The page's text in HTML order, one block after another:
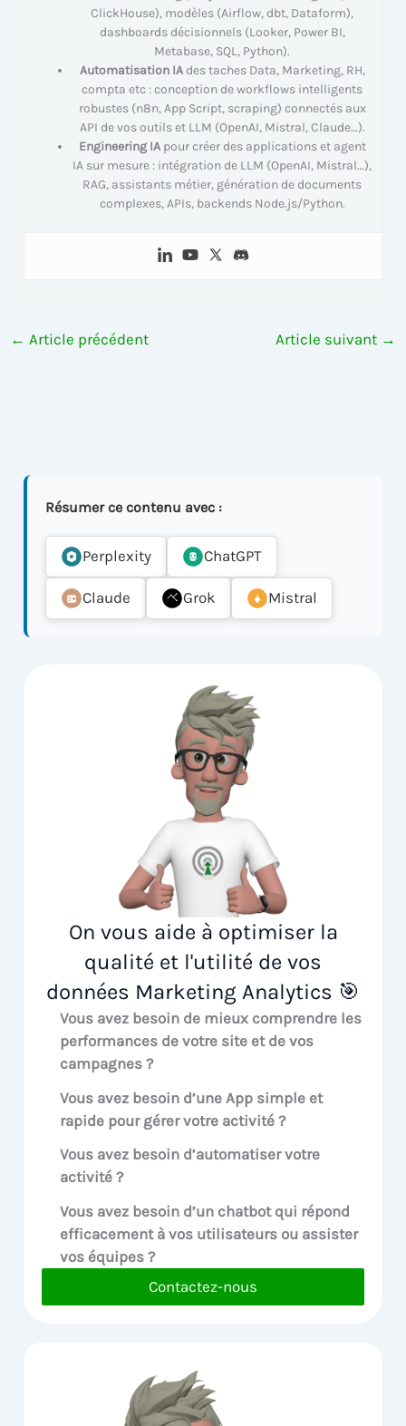
ClickHouse), modèles (Airflow, dbt, Dataform),
dashboards décisionnels (Looker, Power BI,
Metabase, SQL, Python).
Automatisation IAdes taches Data, Marketing, RH,
compta etc : conception de workflows intelligents
robustes (n8n, App Script, scraping) connectés aux
API de vos outils et LLM (OpenAI, Mistral, Claude…).
Engineering IApour créer des applications et agent
IA sur mesure : intégration de LLM (OpenAI, Mistral…),
RAG, assistants métier, génération de documents
complexes, APIs, backends Node.js/Python.
← Article précédent Article suivant →
Résumer ce contenu avec :
Perplexity ChatGPT
Claude Grok Mistral
On vous aide à optimiser la
qualité et l'utilité de vos
données Marketing Analytics 🎯
Vous avez besoin de mieux comprendre les
performances de votre site et de vos
campagnes ?
Vous avez besoin d’une App simple et
rapide pour gérer votre activité ?
Vous avez besoin d’automatiser votre
activité ?
Vous avez besoin d’un chatbot qui répond
efficacement à vos utilisateurs ou assister
vos équipes ?
Contactez-nous